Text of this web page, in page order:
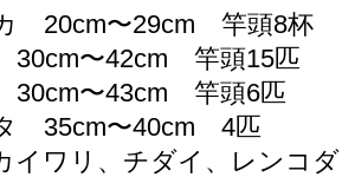
20cm〜29cm 竿頭8杯
〜42cm 竿頭15匹
〜43cm 竿頭6匹
35cm〜40cm 4匹
ワリ、チダイ、レンコ